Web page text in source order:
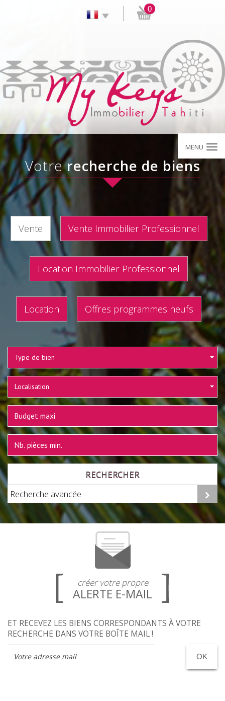
0
MENU
Votrerecherche de biens
Vente Vente Immobilier Professionnel
Location Immobilier Professionnel
Location Offres programmes neufs
Type de bien
Localisation
RECHERCHER
Recherche avancée
créer votre propre
ALERTE E-MAIL
ET RECEVEZ LES BIENS CORRESPONDANTS À VOTRE
RECHERCHE DANS VOTRE BOÎTE MAIL !
OK